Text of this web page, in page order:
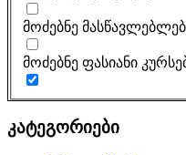
მოძებნე
მოძებნე ფასიანი
კატეგორიები